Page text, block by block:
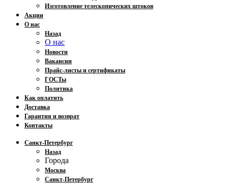
Изготовление телескопических штоков
Акции
О нас
Назад
О нас
Новости
Вакансии
Прайс-листы и сертификаты
ГОСТы
Политика
Как оплатить
Доставка
Гарантия и возврат
Контакты
Санкт-Петербург
Назад
Города
Москва
Санкт-Петербург